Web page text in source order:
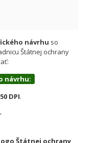
návrhu so
Štátnej ochrany
návrhu:
DPI.
,
Štátnej ochrany